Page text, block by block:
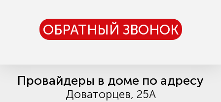
ОБРАТНЫЙ ЗВОНОК
Провайдеры в доме по адресу
Доваторцев, 25А